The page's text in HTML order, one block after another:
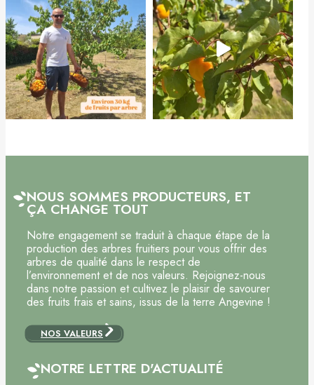
NOUS SOMMES PRODUCTEURS, ET
ÇA CHANGE TOUT
Notre engagement se traduit à chaque étape de la
production des arbres fruitiers pour vous offrir des
arbres de qualité dans le respect de
l’environnement et de nos valeurs. Rejoignez-nous
dans notre passion et cultivez le plaisir de savourer
des fruits frais et sains, issus de la terre Angevine !
NOS VALEURS
NOTRE LETTRE D'ACTUALITÉ